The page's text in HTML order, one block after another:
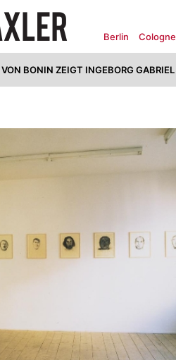
Berlin Cologne
BONIN ZEIGT INGEBORG GABRIEL